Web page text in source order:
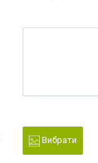
Вибрати